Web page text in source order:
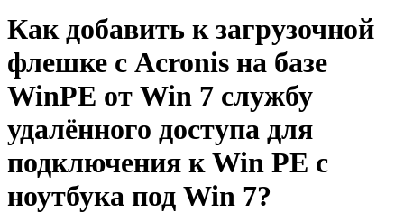
Как добавить к загрузочной
флешке с Acronis на базе
WinPE от Win 7 службу
удалённого доступа для
подключения к Win PE с
ноутбука под Win 7?